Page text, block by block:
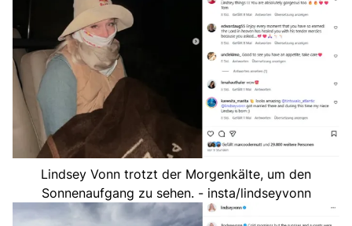
Lindsey Vonn trotzt der Morgenkälte, um den
Sonnenaufgang zu sehen. - insta/lindseyvonn